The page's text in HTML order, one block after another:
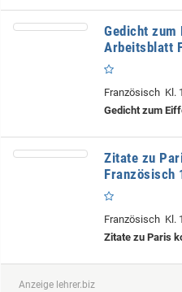
Gedicht
Arbeitsblatt
Französisch Kl.
Gedicht zum
Zitate zu
Französisch
Französisch Kl.
Zitate zu Paris
Anzeige lehrer.biz